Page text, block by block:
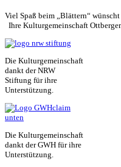
Viel Spaß beim „Blättern“
Ihre Kulturgemeinschaft
Die Kulturgemeinschaft
dankt der NRW
Stiftung für ihre
Unterstützung.
Die Kulturgemeinschaft
dankt der GWH für ihre
Unterstützung.